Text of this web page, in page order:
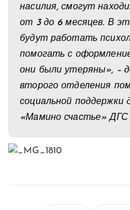
насилия, смогут
от 3 до 6 месяцев. В
будут работать
помогать с
они были утеряны», –
второго отделения
социальной поддержки
«Мамино счастье»